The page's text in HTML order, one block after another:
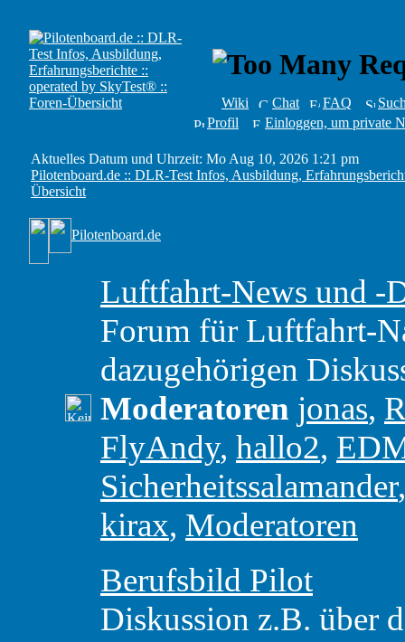
Wiki Chat FAQ
Profil
Einloggen, um private
Aktuelles Datum und Uhrzeit: Mo Aug 10, 2026 1:21 pm
Pilotenboard.de :: DLR-Test Infos, Ausbildung,
Übersicht
Pilotenboard.de
Luftfahrt-News und -
Forum für Luftfahrt-
dazugehörigen
Moderatoren jonas,
FlyAndy, hallo2,
Sicherheitssalamander
kirax, Moderatoren
Berufsbild Pilot
Diskussion z.B. über